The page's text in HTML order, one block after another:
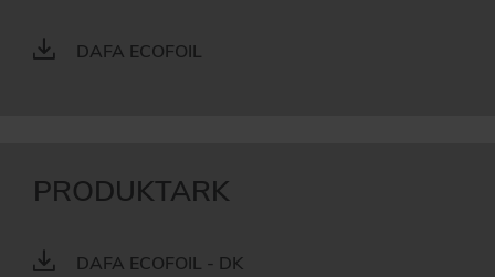
DAFA ECOFOIL
PRODUKTARK
DAFA ECOFOIL - DK